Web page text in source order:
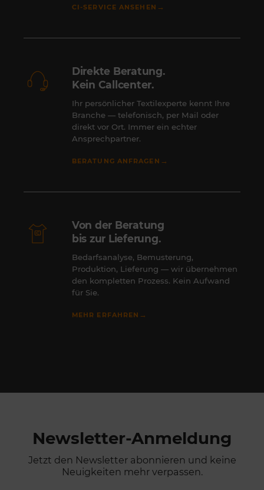
CI-SERVICE ANSEHEN →
Direkte Beratung.
Kein Callcenter.
Ihr persönlicher Textilexperte kennt Ihre
Branche — telefonisch, per Mail oder
direkt vor Ort. Immer ein echter
Ansprechpartner.
BERATUNG ANFRAGEN →
Von der Beratung
bis zur Lieferung.
Bedarfsanalyse, Bemusterung,
Produktion, Lieferung — wir übernehmen
den kompletten Prozess. Kein Aufwand
für Sie.
MEHR ERFAHREN →
Newsletter-Anmeldung
Jetzt den Newsletter abonnieren und keine
Neuigkeiten mehr verpassen.